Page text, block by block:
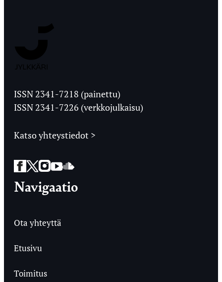
Ylioppilaslehti
ISSN 2341-7218 (painettu)
ISSN 2341-7226 (verkkojulkaisu)
Katso yhteystiedot >
Facebook
Twitter
Instagram
YouTube
SoundCloud
Navigaatio
Ota yhteyttä
Etusivu
Toimitus